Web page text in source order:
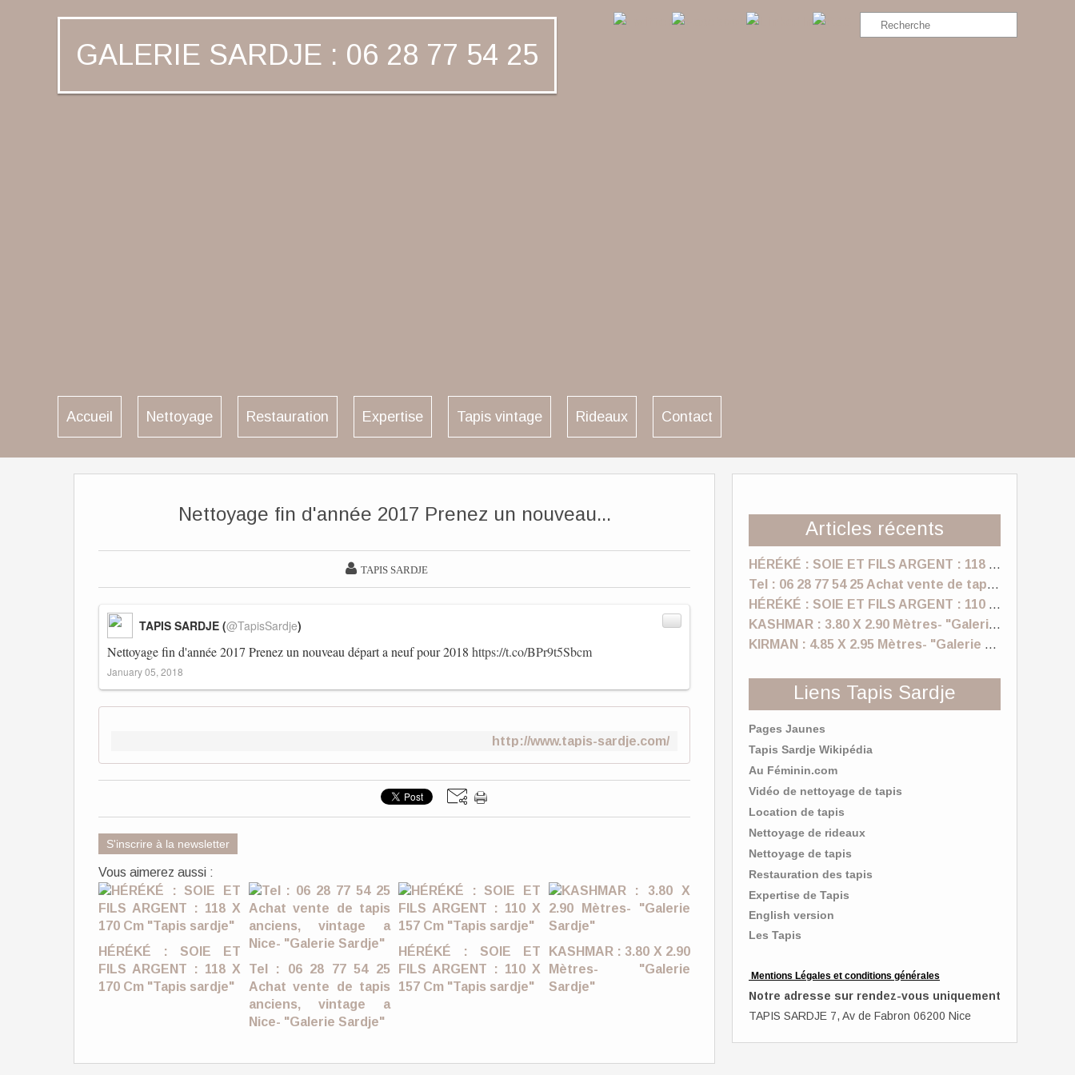
GALERIE SARDJE : 06 28 77 54 25
Accueil Nettoyage Restauration Expertise Tapis vintage Rideaux Contact
Articles récents
HÉRÉKÉ : SOIE ET FILS ARGENT : 118 X 170 Cm "Tapis sardje"
Tel : 06 28 77 54 25 Achat vente de tapis anciens, vintage a Nice- "Galerie Sardje"
HÉRÉKÉ : SOIE ET FILS ARGENT : 110 X 157 Cm "Tapis sardje"
KASHMAR : 3.80 X 2.90 Mètres- "Galerie Sardje"
KIRMAN : 4.85 X 2.95 Mètres- "Galerie Sardje"
Liens Tapis Sardje
Pages Jaunes
Tapis Sardje Wikipédia
Au Féminin.com
Vidéo de nettoyage de tapis
Location de tapis
Nettoyage de rideaux
Nettoyage de tapis
Restauration des tapis
Expertise de Tapis
English version
Les Tapis
Mentions Légales et conditions générales
Notre adresse sur rendez-vous uniquement
TAPIS SARDJE 7, Av de Fabron 06200 Nice
Nettoyage fin d'année 2017 Prenez un nouveau...
 TAPIS SARDJE
Nettoyage fin d'année 2017 Prenez un nouveau départ a neuf pour 2018 https://t.co/BPr9t5Sbcm
TAPIS SARDJE (@TapisSardje)
January 05, 2018
http://www.tapis-sardje.com/
S'inscrire à la newsletter
Vous aimerez aussi :
HÉRÉKÉ : SOIE ET
FILS ARGENT : 118 X
170 Cm "Tapis sardje"
Tel : 06 28 77 54 25
Achat vente de tapis
anciens, vintage a
Nice- "Galerie Sardje"
HÉRÉKÉ : SOIE ET
FILS ARGENT : 110 X
157 Cm "Tapis sardje"
KASHMAR : 3.80 X 2.90
Mètres- "Galerie
Sardje"